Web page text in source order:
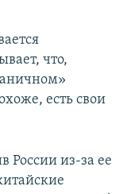
что,
есть свои
России из-за ее